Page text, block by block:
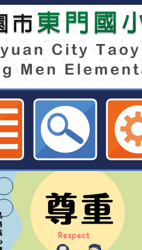
學金頒發辦法
捐DM」公告-桃
生及幼兒